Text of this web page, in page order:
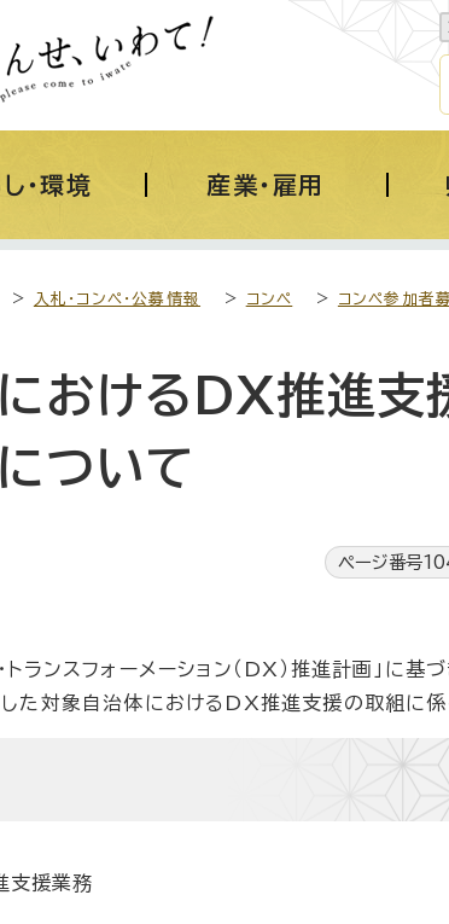
・環境 産業・雇用
> 入札・コンペ・公募情報 > コンペ > コンペ参加者
おけるDX推進支
ついて
ページ番号
トランスフォーメーション（DX）推進計画」に
た対象自治体におけるDX推進支援の取組に係
支援業務